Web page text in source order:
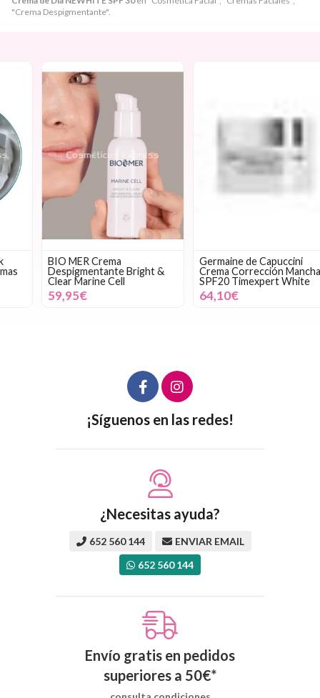
"Crema Despigmentante".
BIO MER Crema
Despigmentante Bright &
Clear Marine Cell
59,95€
Germaine de Capuccini
Crema Corrección Manchas
SPF20 Timexpert White
64,10€
¡Síguenos en las redes!
¿Necesitas ayuda?
652 560 144
ENVIAR EMAIL
652 560 144
Envío gratis en pedidos
superiores a 50€*